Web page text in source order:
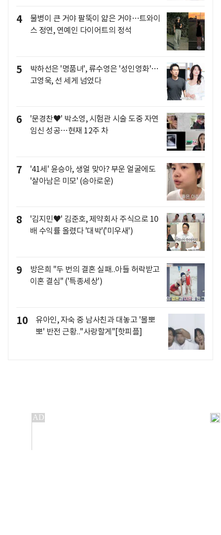
4
물병이 큰 거야 팔뚝이 얇은 거야…트와이
스 정연, 연예인 다이어트의 정석
5
박하선은 '명품녀', 류수영은 '성인영화'…
고영욱, 선 세게 넘었다
6
'문경찬♥' 박소영, 시험관 시술 도중 자연
임신 성공…현재 12주 차
7
'41세' 윤승아, 생얼 맞아? 부운 얼굴에도
'살아남은 미모' (승아로운)
8
'김지민♥' 김준호, 제약회사 주식으로 10
배 수익률 올렸다 '대박'('미우새')
9
방은희 "두 번의 결혼 실패..아들 허락받고
이혼 결심" ('특종세상')
10
유아인, 자숙 중 남사친과 대놓고 '볼뽀
뽀' 반전 근황.."사랑할게"[핫피플]